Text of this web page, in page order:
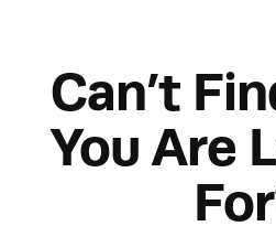
Can’t
You Are